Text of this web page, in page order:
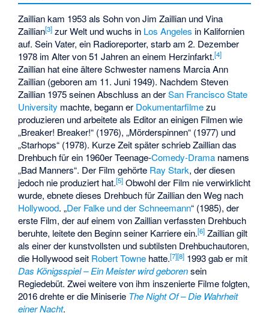
Zaillian kam 1953 als Sohn von Jim Zaillian und Vina
Zaillian[3] zur Welt und wuchs in Los Angeles in Kalifornien
auf. Sein Vater, ein Radioreporter, starb am 2. Dezember
1978 im Alter von 51 Jahren an einem Herzinfarkt.[4]
Zaillian hat eine ältere Schwester namens Marcia Ann
Zaillian (geboren am 11. Juni 1949). Nachdem Steven
Zaillian 1975 seinen Abschluss an derSan Francisco State
University machte, begann er Dokumentarfilmezu
produzieren und arbeitete als Editor an einigen Filmen wie
„Breaker! Breaker!“ (1976), „Mörderspinnen“ (1977) und
„Starhops“ (1978). Kurze Zeit später schrieb Zaillian das
Drehbuch für ein 1960er Teenage-Comedy-Drama namens
„Bad Manners“. Der Film gehörte Ray Stark, der diesen
jedoch nie produziert hat.[5] Obwohl der Film nie verwirklicht
wurde, ebnete dieses Drehbuch für Zaillian den Weg nach
Hollywood. „Der Falke und der Schneemann“ (1985), der
erste Film, der auf einem von Zaillian verfassten Drehbuch
beruhte, leitete den Beginn seiner Karriere ein.[6] Zaillian gilt
als einer der kunstvollsten und subtilsten Drehbuchautoren,
die Hollywood seit Robert Towne hatte.[7][8] 1993 gab er mit
Das Königsspiel – Ein Meister wird geborensein
Regiedebüt. Zwei weitere von ihm inszenierte Filme folgten,
2016 drehte er die Miniserie The Night Of – Die Wahrheit
einer Nacht.